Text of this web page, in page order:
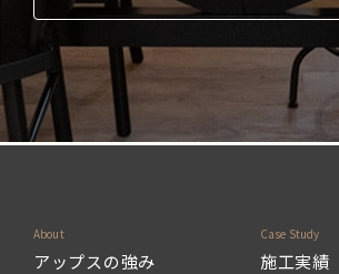
アップスの強み 施工実績